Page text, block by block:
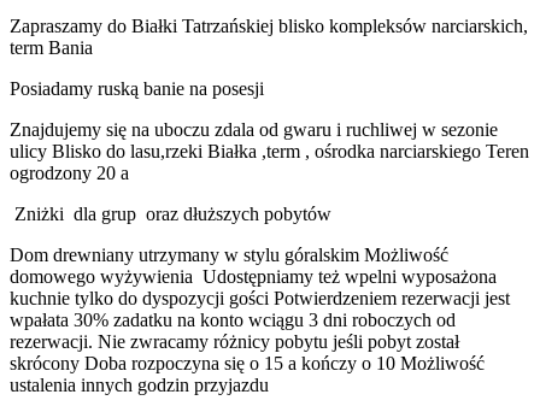
Zapraszamy do Białki Tatrzańskiej blisko kompleksów narciarskich,
term Bania
Posiadamy ruską banie na posesji
Znajdujemy się na uboczu zdala od gwaru i ruchliwej w sezonie
ulicy Blisko do lasu,rzeki Białka ,term , ośrodka narciarskiego Teren
ogrodzony 20 a
Zniżki dla grup oraz dłuższych pobytów
Dom drewniany utrzymany w stylu góralskim Możliwość
domowego wyżywienia Udostępniamy też wpelni wyposażona
kuchnie tylko do dyspozycji gości Potwierdzeniem rezerwacji jest
wpałata 30% zadatku na konto wciągu 3 dni roboczych od
rezerwacji. Nie zwracamy różnicy pobytu jeśli pobyt został
skrócony Doba rozpoczyna się o 15 a kończy o 10 Możliwość
ustalenia innych godzin przyjazdu